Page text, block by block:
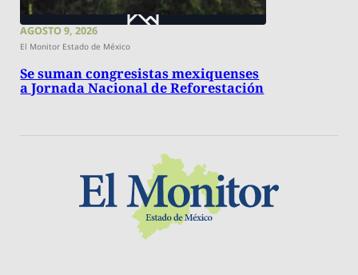
AGOSTO 9, 2026
El Monitor Estado de México
Se suman congresistas mexiquenses
a Jornada Nacional de Reforestación